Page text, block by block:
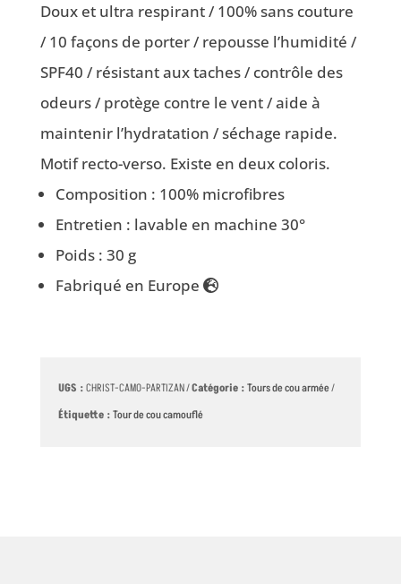
Doux et ultra respirant / 100% sans couture
/ 10 façons de porter / repousse l’humidité /
SPF40 / résistant aux taches / contrôle des
odeurs / protège contre le vent / aide à
maintenir l’hydratation / séchage rapide.
Motif recto-verso. Existe en deux coloris.
Composition : 100% microfibres
Entretien : lavable en machine 30°
Poids : 30 g
Fabriqué en Europe
UGS :CHRIST-CAMO-PARTIZAN Catégorie :Tours de cou armée
Étiquette :Tour de cou camouflé